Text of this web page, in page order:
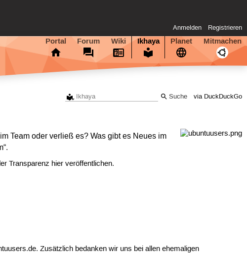
Anmelden Registrieren
Portal Forum Wiki Ikhaya Planet Mitmachen
via DuckDuckGo
Team oder verließ es? Was gibt es Neues im
Transparenz hier veröffentlichen.
Zusätzlich bedanken wir uns bei allen ehemaligen